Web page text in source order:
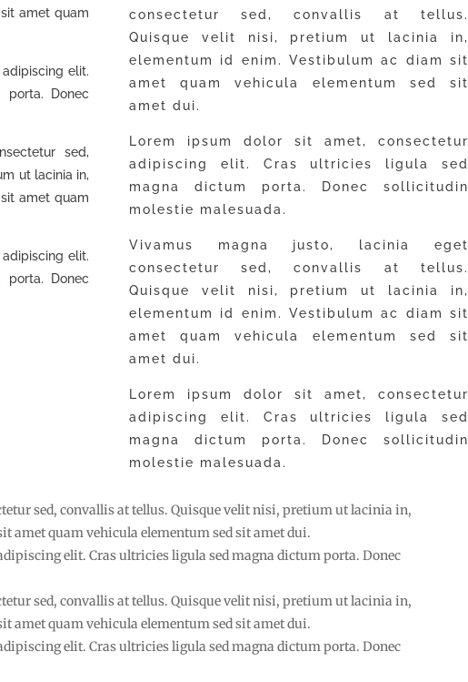
amet quam
elit.
Donec
sed,
ut lacinia in,
amet quam
elit.
Donec
consectetur sed, convallis at tellus.
Quisque velit nisi, pretium ut lacinia in,
elementum id enim. Vestibulum ac diam sit
amet quam vehicula elementum sed sit
amet dui.
Lorem ipsum dolor sit amet, consectetur
adipiscing elit. Cras ultricies ligula sed
magna dictum porta. Donec sollicitudin
molestie malesuada.
Vivamus magna justo, lacinia eget
consectetur sed, convallis at tellus.
Quisque velit nisi, pretium ut lacinia in,
elementum id enim. Vestibulum ac diam sit
amet quam vehicula elementum sed sit
amet dui.
Lorem ipsum dolor sit amet, consectetur
adipiscing elit. Cras ultricies ligula sed
magna dictum porta. Donec sollicitudin
molestie malesuada.
sed, convallis at tellus. Quisque velit nisi, pretium ut lacinia in,
amet quam vehicula elementum sed sit amet dui.
elit. Cras ultricies ligula sed magna dictum porta. Donec
sed, convallis at tellus. Quisque velit nisi, pretium ut lacinia in,
amet quam vehicula elementum sed sit amet dui.
elit. Cras ultricies ligula sed magna dictum porta. Donec